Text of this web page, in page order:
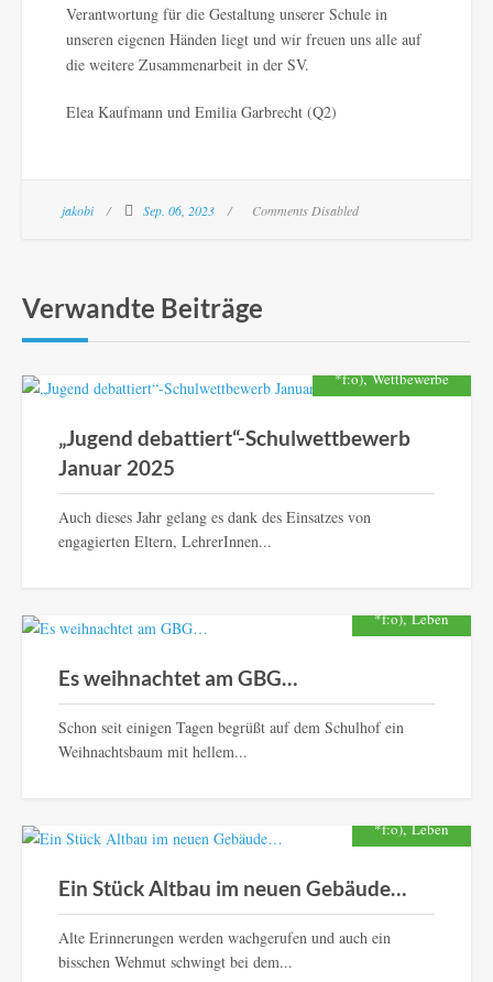
Verantwortung für die Gestaltung unserer Schule in
unseren eigenen Händen liegt und wir freuen uns alle auf
die weitere Zusammenarbeit in der SV.
Elea Kaufmann und Emilia Garbrecht (Q2)
jakobi Sep. 06, 2023 Comments Disabled
Verwandte Beiträge
*f:o),Wettbewerbe
„Jugend debattiert“-Schulwettbewerb
Januar 2025
Auch dieses Jahr gelang es dank des Einsatzes von
engagierten Eltern, LehrerInnen...
*f:o),Leben
Es weihnachtet am GBG…
Schon seit einigen Tagen begrüßt auf dem Schulhof ein
Weihnachtsbaum mit hellem...
*f:o),Leben
Ein Stück Altbau im neuen Gebäude…
Alte Erinnerungen werden wachgerufen und auch ein
bisschen Wehmut schwingt bei dem...